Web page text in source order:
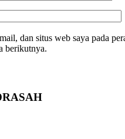
dan situs web saya pada
berikutnya.